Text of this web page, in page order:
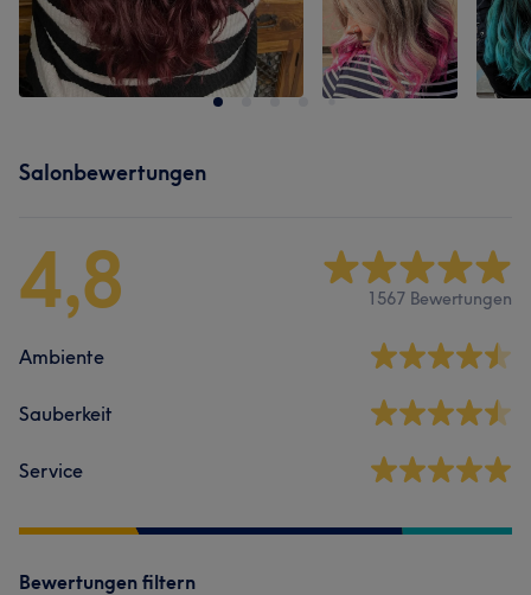
Salonbewertungen
4,8 1567 Bewertungen
Ambiente
Sauberkeit
Service
Bewertungen filtern